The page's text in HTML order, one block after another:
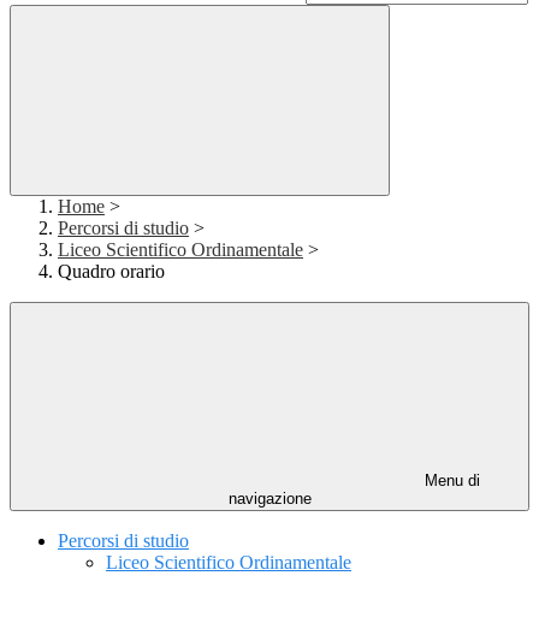
Home >
Percorsi di studio >
Liceo Scientifico Ordinamentale >
Quadro orario
Menu di
navigazione
Percorsi di studio
Liceo Scientifico Ordinamentale